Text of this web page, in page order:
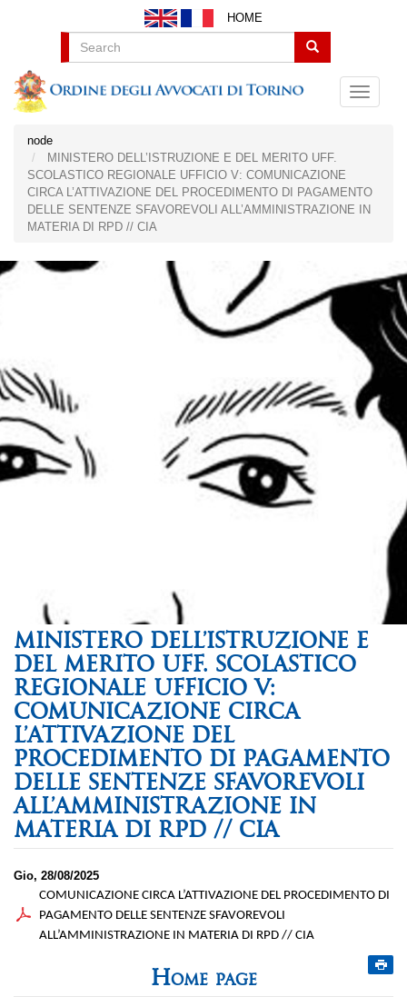
HOME
Search
node
MINISTERO DELL’ISTRUZIONE E DEL MERITO UFF.
SCOLASTICO REGIONALE UFFICIO V: COMUNICAZIONE
CIRCA L’ATTIVAZIONE DEL PROCEDIMENTO DI PAGAMENTO
DELLE SENTENZE SFAVOREVOLI ALL’AMMINISTRAZIONE IN
MATERIA DI RPD // CIA
MINISTERO DELL’ISTRUZIONE E
DEL MERITO UFF. SCOLASTICO
REGIONALE UFFICIO V:
COMUNICAZIONE CIRCA
L’ATTIVAZIONE DEL
PROCEDIMENTO DI PAGAMENTO
DELLE SENTENZE SFAVOREVOLI
ALL’AMMINISTRAZIONE IN
MATERIA DI RPD // CIA
Gio, 28/08/2025
COMUNICAZIONE CIRCA L’ATTIVAZIONE DEL PROCEDIMENTO DI
PAGAMENTO DELLE SENTENZE SFAVOREVOLI
ALL’AMMINISTRAZIONE IN MATERIA DI RPD // CIA
Home page